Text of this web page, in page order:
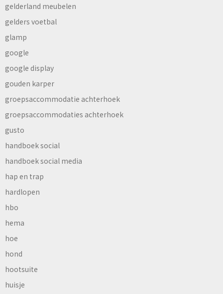
gelderland meubelen
gelders voetbal
glamp
google
google display
gouden karper
groepsaccommodatie achterhoek
groepsaccommodaties achterhoek
gusto
handboek social
handboek social media
hap en trap
hardlopen
hbo
hema
hoe
hond
hootsuite
huisje